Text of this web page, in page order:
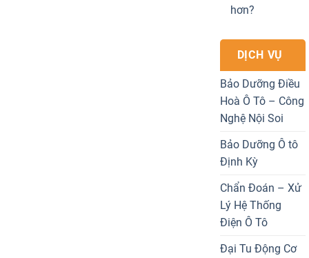
hơn?
DỊCH VỤ
Bảo Dưỡng Điều
Hoà Ô Tô – Công
Nghệ Nội Soi
Bảo Dưỡng Ô tô
Định Kỳ
Chẩn Đoán – Xử
Lý Hệ Thống
Điện Ô Tô
Đại Tu Động Cơ